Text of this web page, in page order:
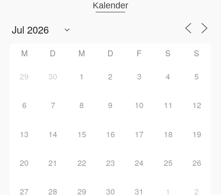
Kalender
M D M D F S S
29 30 1 2 3 4 5
6 7 8 9 10 11 12
13 14 15 16 17 18 19
20 21 22 23 24 25 26
27 28 29 30 31 1 2